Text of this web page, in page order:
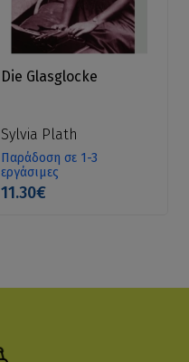
Die Glasglocke
Sylvia Plath
Παράδοση σε 1-3
εργάσιμες
11.30€